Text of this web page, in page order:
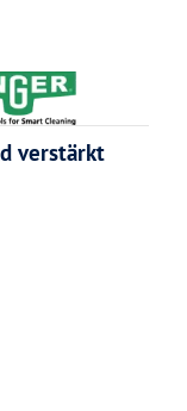
verstärkt